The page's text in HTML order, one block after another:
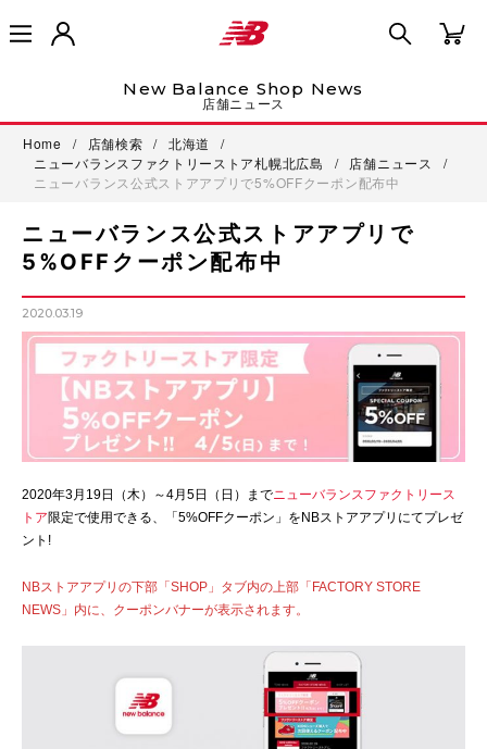
New Balance Shop News
店舗ニュース
Home / 店舗検索 / 北海道
/
ニューバランスファクトリーストア札幌北広島
/ 店舗ニュース
/
ニューバランス公式ストアアプリで5%OFFクーポン配布中
ニューバランス公式ストアアプリで
5%OFFクーポン配布中
2020.03.19
2020年3月19日（木）～4月5日（日）までニューバランスファクトリース
トア限定で使用できる、「5%OFFクーポン」をNBストアアプリにてプレゼ
ント!
NBストアアプリの下部「SHOP」タブ内の上部「FACTORY STORE
NEWS」内に、クーポンバナーが表示されます。